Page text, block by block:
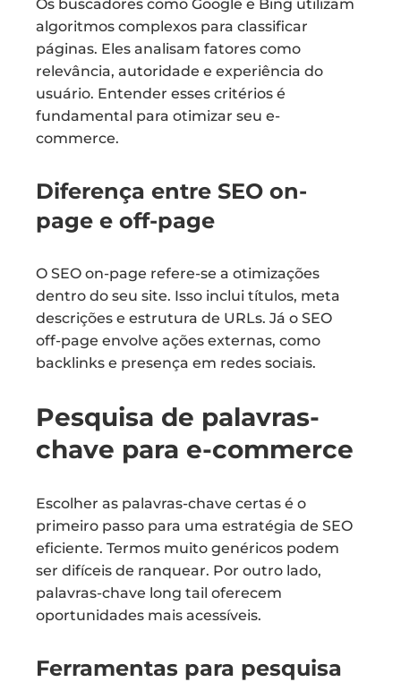
Os buscadores como Google e Bing utilizam
algoritmos complexos para classificar
páginas. Eles analisam fatores como
relevância, autoridade e experiência do
usuário. Entender esses critérios é
fundamental para otimizar seu e-
commerce.
Diferença entre SEO on-
page e off-page
O SEO on-page refere-se a otimizações
dentro do seu site. Isso inclui títulos, meta
descrições e estrutura de URLs. Já o SEO
off-page envolve ações externas, como
backlinks e presença em redes sociais.
Pesquisa de palavras-
chave para e-commerce
Escolher as palavras-chave certas é o
primeiro passo para uma estratégia de SEO
eficiente. Termos muito genéricos podem
ser difíceis de ranquear. Por outro lado,
palavras-chave long tail oferecem
oportunidades mais acessíveis.
Ferramentas para pesquisa